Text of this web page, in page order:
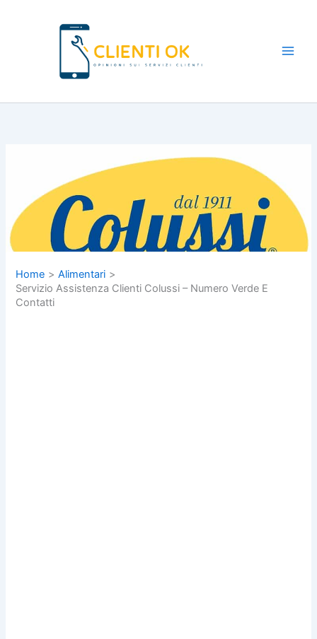
Home
Alimentari
Servizio Assistenza Clienti Colussi – Numero Verde E
Contatti